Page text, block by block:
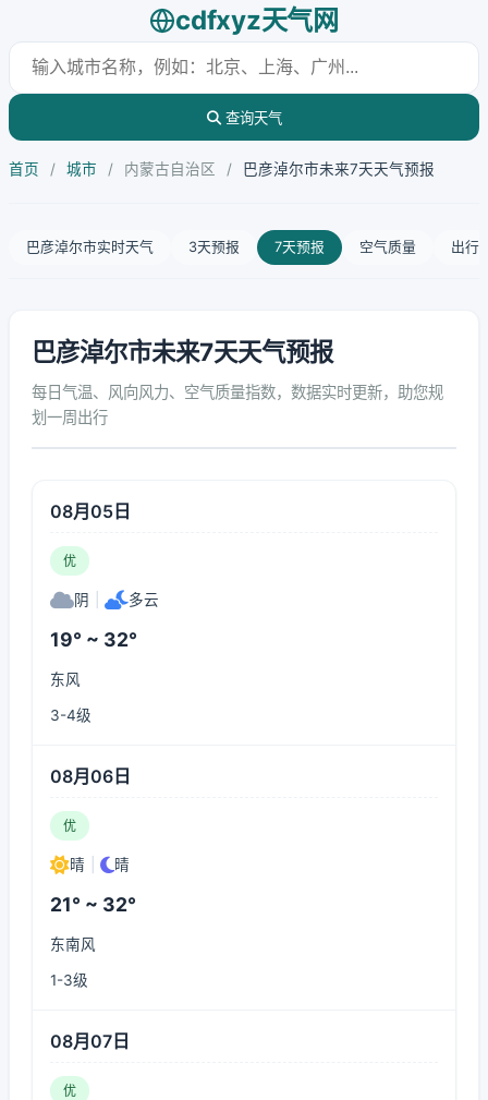
cdfxyz天气网
查询天气
首页 / 城市 / 内蒙古自治区 / 巴彦淖尔市未来7天天气预报
巴彦淖尔市实时天气 3天预报 7天预报 空气质量 出行
巴彦淖尔市未来7天天气预报
每日气温、风向风力、空气质量指数，数据实时更新，助您规
划一周出行
08月05日
优
阴 多云
19° ~ 32°
东风
3-4级
08月06日
优
晴 晴
21° ~ 32°
东南风
1-3级
08月07日
优